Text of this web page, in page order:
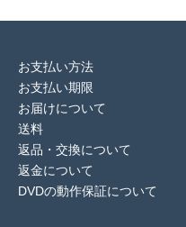
お支払い方法
お支払い期限
お届けについて
送料
返品・交換について
返金について
DVDの動作保証について